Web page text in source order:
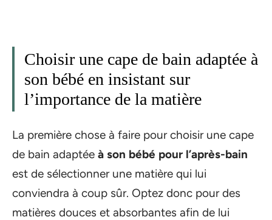
Choisir une cape de bain adaptée à
son bébé en insistant sur
l’importance de la matière
La première chose à faire pour choisir une cape
de bain adaptée à son bébé pour l’après-bain
est de sélectionner une matière qui lui
conviendra à coup sûr. Optez donc pour des
matières douces et absorbantes afin de lui